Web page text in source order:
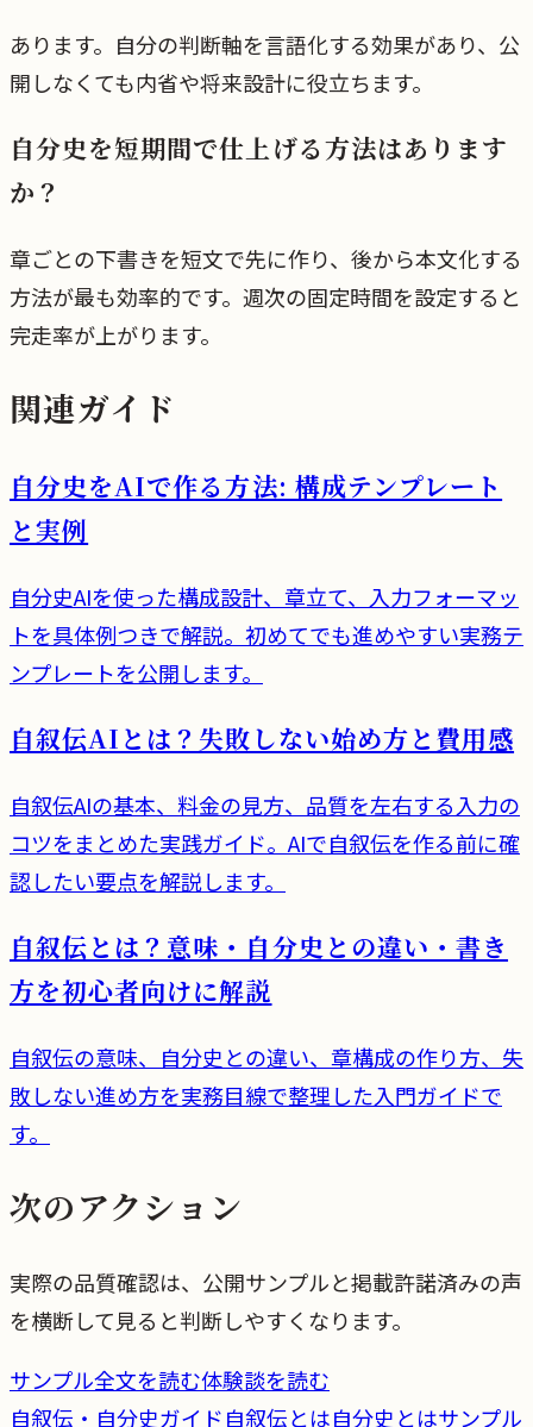
あります。自分の判断軸を言語化する効果があり、公
開しなくても内省や将来設計に役立ちます。
自分史を短期間で仕上げる方法はあります
か？
章ごとの下書きを短文で先に作り、後から本文化する
方法が最も効率的です。週次の固定時間を設定すると
完走率が上がります。
関連ガイド
自分史をAIで作る方法: 構成テンプレート
と実例
自分史AIを使った構成設計、章立て、入力フォーマッ
トを具体例つきで解説。初めてでも進めやすい実務テ
ンプレートを公開します。
自叙伝AIとは？失敗しない始め方と費用感
自叙伝AIの基本、料金の見方、品質を左右する入力の
コツをまとめた実践ガイド。AIで自叙伝を作る前に確
認したい要点を解説します。
自叙伝とは？意味・自分史との違い・書き
方を初心者向けに解説
自叙伝の意味、自分史との違い、章構成の作り方、失
敗しない進め方を実務目線で整理した入門ガイドで
す。
次のアクション
実際の品質確認は、公開サンプルと掲載許諾済みの声
を横断して見ると判断しやすくなります。
サンプル全文を読む体験談を読む
自叙伝・自分史ガイド自叙伝とは自分史とはサンプル